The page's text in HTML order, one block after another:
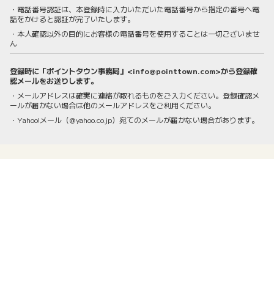
・電話番号認証は、本登録時に入力いただいた電話番号から指定の番号へ電
話をかけると認証が完了いたします。
・本人確認以外の目的にお客様の電話番号を使用することは一切ございませ
ん
登録時に「ポイントタウン事務局」<info@pointtown.com>から登録確
認メールをお送りします。
・メールアドレスは確実に連絡が取れるものをご入力ください。登録確認メ
ールが届かない場合は他のメールアドレスをご利用ください。
・Yahoo!メール（@yahoo.co.jp）宛てのメールが届かない場合があります。